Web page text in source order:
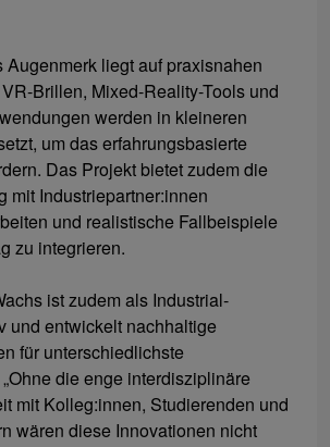
Augenmerk liegt auf praxisnahen
Brillen, Mixed-Reality-Tools und
werden in kleineren
um das erfahrungsbasierte
Das Projekt bietet zudem die
mit Industriepartner:innen
und realistische Fallbeispiele
zu integrieren.
ist zudem als Industrial-
und entwickelt nachhaltige
für unterschiedlichste
die enge interdisziplinäre
mit Kolleg:innen, Studierenden und
wären diese Innovationen nicht